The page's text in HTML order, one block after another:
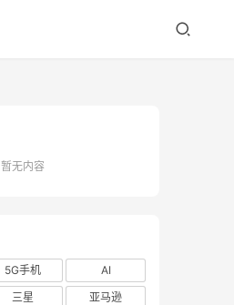
暂无内容
5G手机
AI
三星
亚马逊